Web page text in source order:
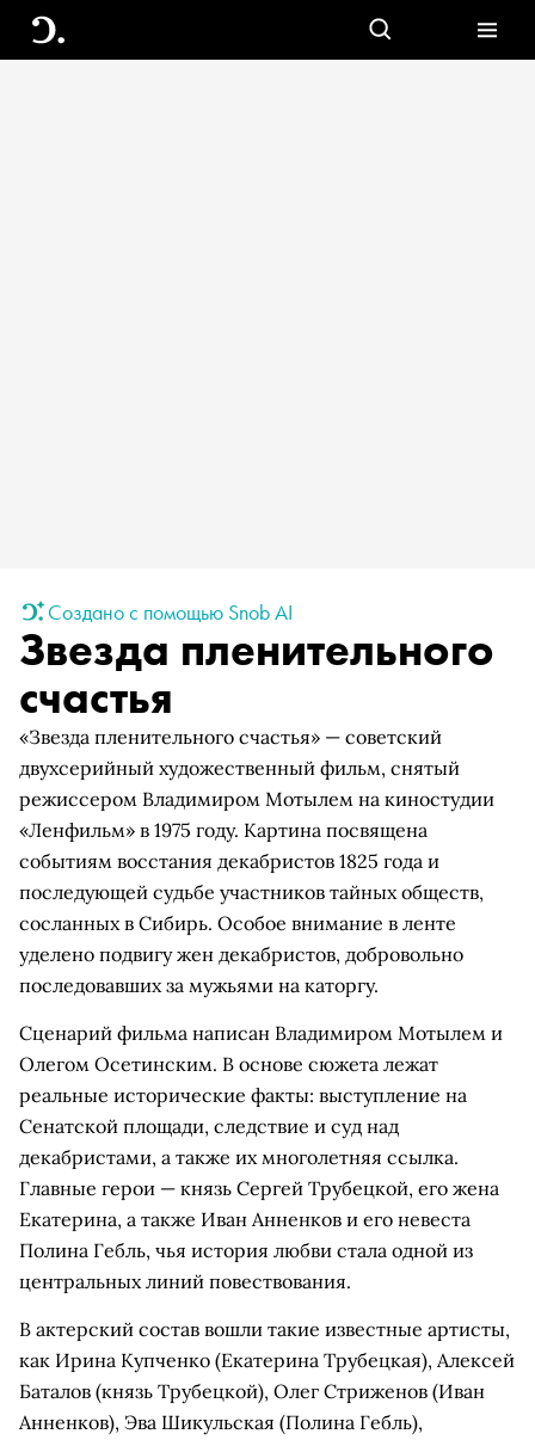
Создано с помощью Snob AI
Звезда пленительного
счастья
«Звезда пленительного счастья» — советский
двухсерийный художественный фильм, снятый
режиссером Владимиром Мотылем на киностудии
«Ленфильм» в 1975 году. Картина посвящена
событиям восстания декабристов 1825 года и
последующей судьбе участников тайных обществ,
сосланных в Сибирь. Особое внимание в ленте
уделено подвигу жен декабристов, добровольно
последовавших за мужьями на каторгу.
Сценарий фильма написан Владимиром Мотылем и
Олегом Осетинским. В основе сюжета лежат
реальные исторические факты: выступление на
Сенатской площади, следствие и суд над
декабристами, а также их многолетняя ссылка.
Главные герои — князь Сергей Трубецкой, его жена
Екатерина, а также Иван Анненков и его невеста
Полина Гебль, чья история любви стала одной из
центральных линий повествования.
В актерский состав вошли такие известные артисты,
как Ирина Купченко (Екатерина Трубецкая), Алексей
Баталов (князь Трубецкой), Олег Стриженов (Иван
Анненков), Эва Шикульская (Полина Гебль),